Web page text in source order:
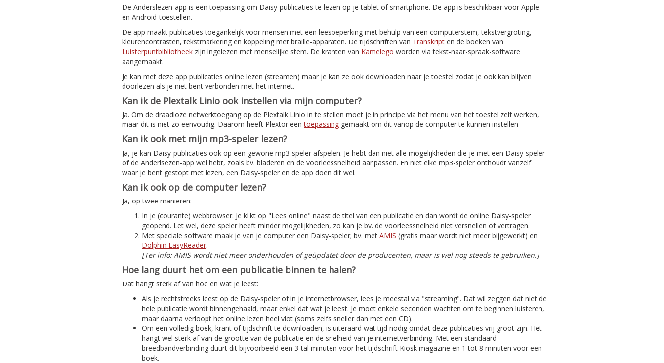
De Anderslezen-app is een toepassing om Daisy-publicaties te lezen op je tablet of smartphone. De app is beschikbaar voor Apple-
en Android-toestellen.
De app maakt publicaties toegankelijk voor mensen met een leesbeperking met behulp van een computerstem, tekstvergroting,
kleurencontrasten, tekstmarkering en koppeling met braille-apparaten. De tijdschriften van Transkript en de boeken van
Luisterpuntbibliotheek zijn ingelezen met menselijke stem. De kranten van Kamelego worden via tekst-naar-spraak-software
aangemaakt.
Je kan met deze app publicaties online lezen (streamen) maar je kan ze ook downloaden naar je toestel zodat je ook kan blijven
doorlezen als je niet bent verbonden met het internet.
Kan ik de Plextalk Linio ook instellen via mijn computer?
Ja. Om de draadloze netwerktoegang op de Plextalk Linio in te stellen moet je in principe via het menu van het toestel zelf werken,
maar dit is niet zo eenvoudig. Daarom heeft Plextor eentoepassing gemaakt om dit vanop de computer te kunnen instellen
Kan ik ook met mijn mp3-speler lezen?
Ja, je kan Daisy-publicaties ook op een gewone mp3-speler afspelen. Je hebt dan niet alle mogelijkheden die je met een Daisy-speler
of de Anderlsezen-app wel hebt, zoals bv. bladeren en de voorleessnelheid aanpassen. En niet elke mp3-speler onthoudt vanzelf
waar je bent gestopt met lezen, een Daisy-speler en de app doen dit wel.
Kan ik ook op de computer lezen?
Ja, op twee manieren:
In je (courante) webbrowser. Je klikt op "Lees online" naast de titel van een publicatie en dan wordt de online Daisy-speler
geopend. Let wel, deze speler heeft minder mogelijkheden, zo kan je bv. de voorleessnelheid niet versnellen of vertragen.
Met speciale software maak je van je computer een Daisy-speler; bv. met AMIS (gratis maar wordt niet meer bijgewerkt) en
Dolphin EasyReader.
[Ter info: AMIS wordt niet meer onderhouden of geüpdatet door de producenten, maar is wel nog steeds te gebruiken.]
Hoe lang duurt het om een publicatie binnen te halen?
Dat hangt sterk af van hoe en wat je leest:
Als je rechtstreeks leest op de Daisy-speler of in je internetbrowser, lees je meestal via "streaming". Dat wil zeggen dat niet de
hele publicatie wordt binnengehaald, maar enkel dat wat je leest. Je moet enkele seconden wachten om te beginnen luisteren,
maar daarna verloopt het online lezen heel vlot (soms zelfs sneller dan met een CD).
Om een volledig boek, krant of tijdschrift te downloaden, is uiteraard wat tijd nodig omdat deze publicaties vrij groot zijn. Het
hangt wel sterk af van de grootte van de publicatie en de snelheid van je internetverbinding. Met een standaard
breedbandverbinding duurt dit bijvoorbeeld een 3-tal minuten voor het tijdschrift Kiosk magazine en 1 tot 8 minuten voor een
boek.